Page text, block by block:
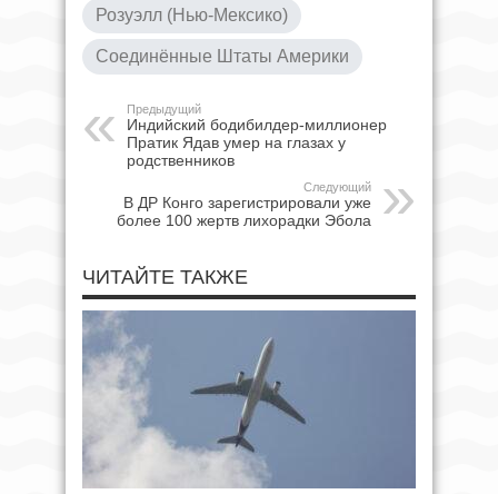
Розуэлл (Нью-Мексико)
Соединённые Штаты Америки
Предыдущий
Индийский бодибилдер-миллионер
Пратик Ядав умер на глазах у
родственников
Следующий
В ДР Конго зарегистрировали уже
более 100 жертв лихорадки Эбола
ЧИТАЙТЕ ТАКЖЕ